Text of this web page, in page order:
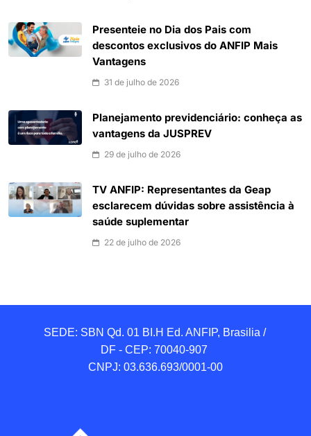
Presenteie no Dia dos Pais com
descontos exclusivos do ANFIP Mais
Vantagens
31 de julho de 2026
Planejamento previdenciário: conheça as
vantagens da JUSPREV
29 de julho de 2026
TV ANFIP: Representantes da Geap
esclarecem dúvidas sobre assistência à
saúde suplementar
22 de julho de 2026
SEDE: SBN Qd. 01 BI.H Ed. ANFIP, Brasilia /
DF - CEP: 70040-907
CNPJ: 03.636.693/0001-00